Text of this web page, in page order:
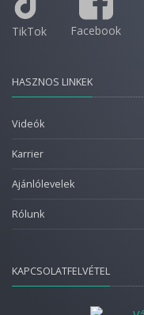
TikTok Facebook
HASZNOS LINKEK
Videók
Karrier
Ajánlólevelek
Rólunk
KAPCSOLATFELVÉTEL